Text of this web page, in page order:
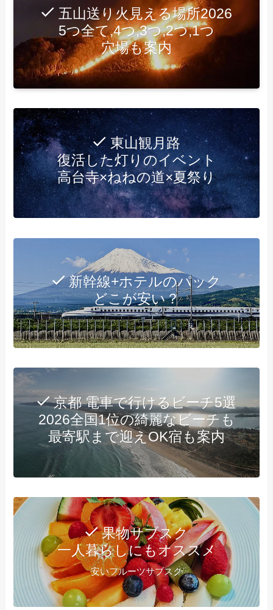
五山送り火見える場所2026
5つ全て,4つ,3つ,2つ,1つ
穴場も案内
東山観月路
復活した灯りのイベント
高台寺×ねねの道×夏祭り
新幹線+ホテルのパック
どこが安い？
京都 電車で行けるビーチ5選
2026全国1位の綺麗なビーチも
最寄駅まで迎えOK宿も案内
果物サブスク
一人暮らしにもオススメ
安いフルーツサブスク